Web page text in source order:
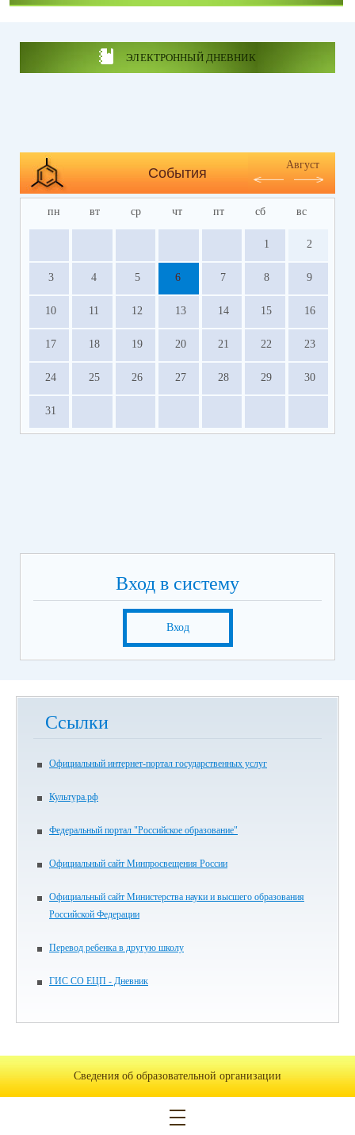
ЭЛЕКТРОННЫЙ ДНЕВНИК
События
Август
пн вт ср чт пт сб вс
1 2
3 4 5 6 7 8 9
10 11 12 13 14 15 16
17 18 19 20 21 22 23
24 25 26 27 28 29 30
31
Вход в систему
Вход
Ссылки
Официальный интернет-портал государственных услуг
Культура.рф
Федеральный портал "Российское образование"
Официальный сайт Минпросвещения России
Официальный сайт Министерства науки и высшего образования
Российской Федерации
Перевод ребенка в другую школу
ГИС СО ЕЦП - Дневник
Сведения об образовательной организации